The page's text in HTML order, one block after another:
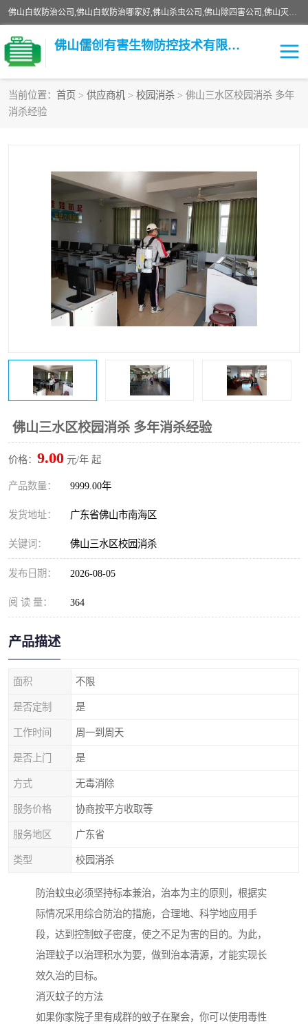
佛山白蚁防治公司,佛山白蚁防治哪家好,佛山杀虫公司,佛山除四害公司,佛山灭白蚁公司,佛山白蚁防治佛山儒创有害生物防治有限公司是一家佛山杀虫公司、佛山除四害公司、佛山灭白蚁公司、佛山白蚁防治公司，让您远离虫害困扰。要问佛山白蚁防治哪家好？佛山儒创有害生物防治有限公司全佛山、广州，正规公司，上门勘查，可靠，售后有保障。
佛山儒创有害生物防控技术有限公司
当前位置： 首页 > 供应商机 > 校园消杀 > 佛山三水区校园消杀 多年
消杀经验
佛山三水区校园消杀 多年消杀经验
价格： 9.00 元/年 起
产品数量： 9999.00年
发货地址： 广东省佛山市南海区
关键词： 佛山三水区校园消杀
发布日期： 2026-08-05
阅 读 量： 364
产品描述
面积 不限
是否定制 是
工作时间 周一到周天
是否上门 是
方式 无毒消除
服务价格 协商按平方收取等
服务地区 广东省
类型 校园消杀
防治蚊虫必须坚持标本兼治，治本为主的原则，根据实
际情况采用综合防治的措施，合理地、科学地应用手
段，达到控制蚊子密度，使之不足为害的目的。为此，
治理蚊子以治理积水为要，做到治本清源，才能实现长
效久治的目标。
消灭蚊子的方法
如果你家院子里有成群的蚊子在聚会，你可以使用毒性
白蚁消杀
食堂消杀
校园消杀 园区消杀
害虫防治